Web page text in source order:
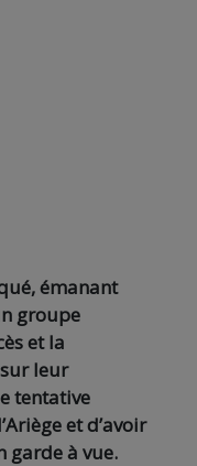
émanant
groupe
et la
leur
tentative
et d’avoir
garde à vue.